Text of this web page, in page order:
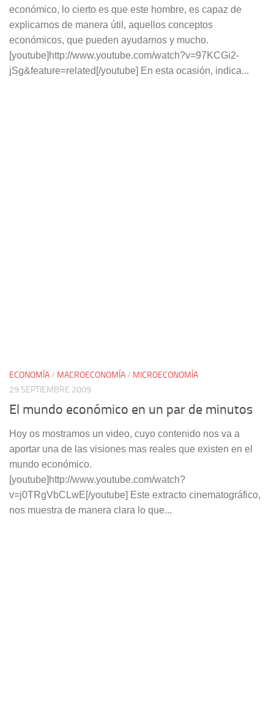
económico, lo cierto es que este hombre, es capaz de
explicarnos de manera útil, aquellos conceptos
económicos, que pueden ayudarnos y mucho.
[youtube]http://www.youtube.com/watch?v=97KCGi2-
jSg&feature=related[/youtube] En esta ocasión, indica...
ECONOMÍA/ MACROECONOMÍA/ MICROECONOMÍA
29 SEPTIEMBRE 2009
El mundo económico en un par de minutos
Hoy os mostramos un video, cuyo contenido nos va a
aportar una de las visiones mas reales que existen en el
mundo económico.
[youtube]http://www.youtube.com/watch?
v=j0TRgVbCLwE[/youtube] Este extracto cinematográfico,
nos muestra de manera clara lo que...